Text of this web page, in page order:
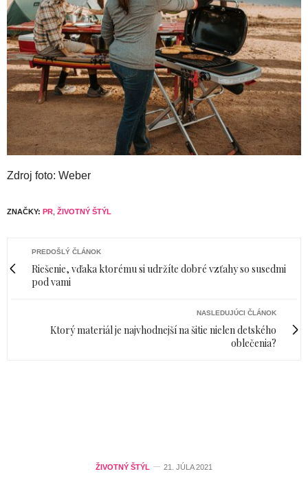
Zdroj foto: Weber
ZNAČKY: PR ŽIVOTNÝ ŠTÝL
PREDOŠLÝ ČLÁNOK
Riešenie, vďaka ktorému si udržíte dobré vzťahy so susedmi
pod vami
NASLEDUJÚCI ČLÁNOK
Ktorý materiál je najvhodnejší na šitie nielen detského
oblečenia?
ŽIVOTNÝ ŠTÝL 21. JÚLA 2021